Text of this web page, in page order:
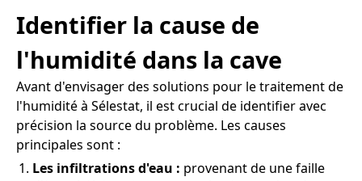
Identifier la cause de
l'humidité dans la cave
Avant d'envisager des solutions pour le traitement de
l'humidité à Sélestat, il est crucial de identifier avec
précision la source du problème. Les causes
principales sont :
Les infiltrations d'eau : provenant de une faille